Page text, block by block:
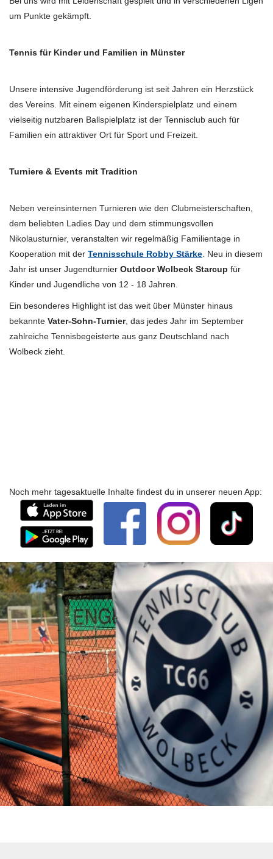
um Punkte gekämpft.
Tennis für Kinder und Familien in Münster
Unsere intensive Jugendförderung ist seit Jahren ein Herzstück
des Vereins. Mit einem eigenen Kinderspielplatz und einem
vielseitig nutzbaren Ballspielplatz ist der Tennisclub auch für
Familien ein attraktiver Ort für Sport und Freizeit.
Turniere & Events mit Tradition
Neben vereinsinternen Turnieren wie den Clubmeisterschaften,
dem beliebten Ladies Day und dem stimmungsvollen
Nikolausturnier, veranstalten wir regelmäßig Familientage in
Kooperation mit der Tennisschule Robby Stärke . Neu in diesem
Jahr ist unser Jugendturnier Outdoor Wolbeck Starcup für
Kinder und Jugendliche von 12 - 18 Jahren.
Ein besonderes Highlight ist das weit über Münster hinaus
bekannte Vater-Sohn-Turnier, das jedes Jahr im September
zahlreiche Tennisbegeisterte aus ganz Deutschland nach
Wolbeck zieht.
Noch mehr tagesaktuelle Inhalte findest du in unserer neuen App: